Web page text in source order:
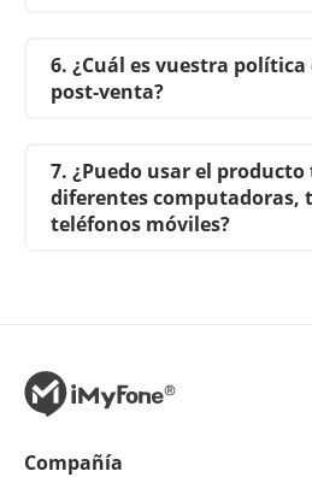
6. ¿Cuál es vuestra política
post-venta?
7. ¿Puedo usar el
diferentes computadoras,
teléfonos móviles?
Compañía